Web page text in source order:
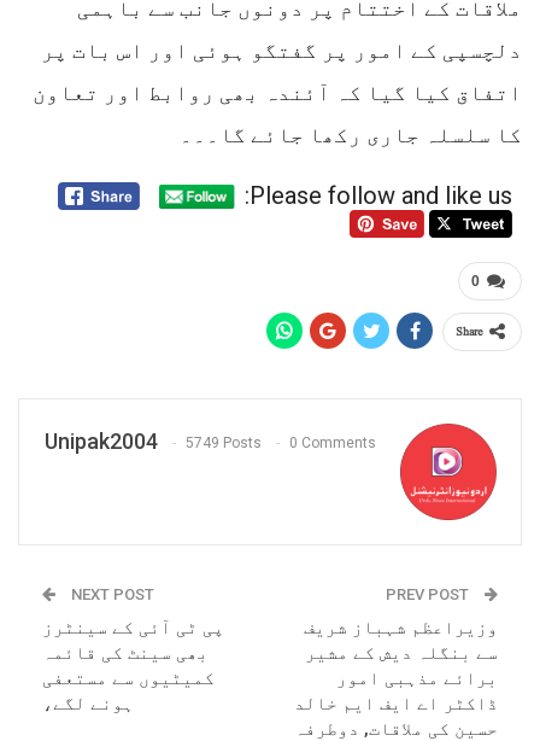
ملاقات کے اختتام پر دونوں جانب سے باہمی
دلچسپی کے امور پر گفتگو ہوئی اور اس بات پر
اتفاق کیا گیا کہ آئندہ بھی روابط اور تعاون
کا سلسلہ جاری رکھا جائے گا۔۔۔
Please follow and like us:
0
Share
Unipak2004 5749 Posts 0 Comments
وزیراعظم شہباز شریف
سے بنگلہ دیش کے مشیر
برائے مذہبی امور
ڈاکٹر اے ایف ایم خالد
حسین کی ملاقات, دوطرفہ
NEXT POST
پی ٹی آئی کے سینٹرز
بھی سینٹ کی قائمہ
کمیٹیوں سے مستعفی
ہونے لگے،